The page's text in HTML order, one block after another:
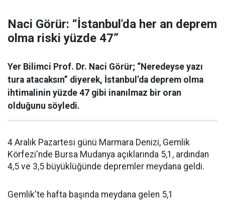
Naci Görür: “İstanbul'da her an deprem
olma riski yüzde 47”
Yer Bilimci Prof. Dr. Naci Görür; “Neredeyse yazı
tura atacaksın” diyerek, İstanbul’da deprem olma
ihtimalinin yüzde 47 gibi inanılmaz bir oran
olduğunu söyledi.
4 Aralık Pazartesi günü Marmara Denizi, Gemlik
Körfezi'nde Bursa Mudanya açıklarında 5,1, ardından
4,5 ve 3,5 büyüklüğünde depremler meydana geldi.
Gemlik'te hafta başında meydana gelen 5,1